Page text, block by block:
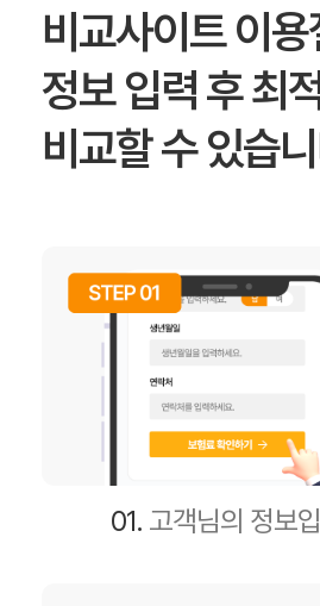
비교사이트 이
정보 입력 후 최
비교할 수 있습
01. 고객님의 정보